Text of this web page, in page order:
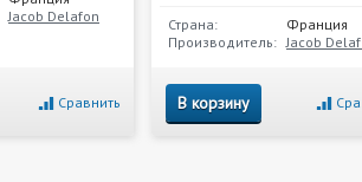
Jacob Delafon
Сравнить
Страна:
Франция
Производитель: Jacob
В корзину